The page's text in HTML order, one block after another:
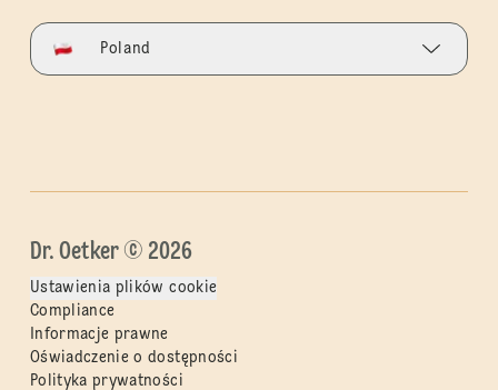
Poland
Dr. Oetker © 2026
Ustawienia plików cookie
Compliance
Informacje prawne
Oświadczenie o dostępności
Polityka prywatności